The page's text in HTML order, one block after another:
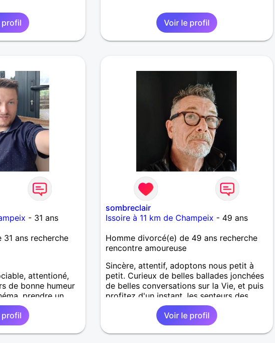
profil Voir le profil
- 31 ans
ans recherche
attentioné,
de bonne humeur
prendre un
très famille Je
sérieuse avec une
tête douce
profil
sombreclair
Issoire à 11 km de Champeix - 49 ans
Homme divorcé(e) de 49 ans recherche
rencontre amoureuse
Sincère, attentif, adoptons nous petit à
petit. Curieux de belles ballades jonchées
de belles conversations sur la Vie, et puis
profitez d'un instant, les senteurs des
prairies en fleurs nous laisserait peut-être
découvrir nos douceurs à partager.
Novice et assez timide, sensualité,
douceurs, caresses, proprement et
Voir le profil